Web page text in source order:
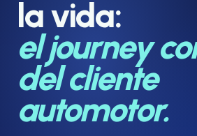
Capacidades
Proyectos →
la vida:
el journey
del cliente
automotor.